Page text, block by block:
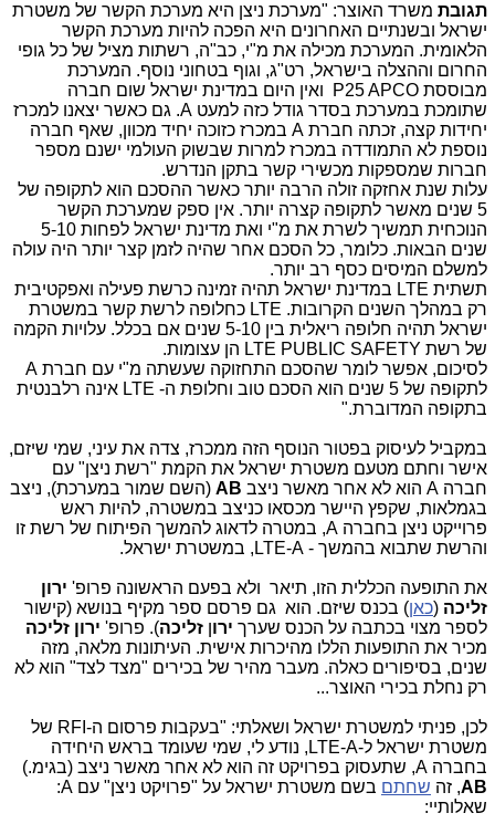
תגובת משרד האוצר: "מערכת ניצן היא מערכת הקשר של משטרת
ישראל ובשנתיים האחרונים היא הפכה להיות מערכת הקשר
הלאומית. המערכת מכילה את מ"י, כב"ה, רשתות מציל של כל גופי
החרום וההצלה בישראל, רט"ג, וגוף בטחוני נוסף. המערכת
מבוססת P25 APCO ואין היום במדינת ישראל שום חברה
שתומכת במערכת בסדר גודל כזה למעט A. גם כאשר יצאנו למכרז
יחידות קצה, זכתה חברת A במכרז כזוכה יחיד מכוון, שאף חברה
נוספת לא התמודדה במכרז למרות שבשוק העולמי ישנם מספר
חברות שמספקות מכשירי קשר בתקן הנדרש.
עלות שנת אחזקה זולה הרבה יותר כאשר ההסכם הוא לתקופה של
5 שנים מאשר לתקופה קצרה יותר. אין ספק שמערכת הקשר
הנוכחית תמשיך לשרת את מ"י ואת מדינת ישראל לפחות 5-10
שנים הבאות. כלומר, כל הסכם אחר שהיה לזמן קצר יותר היה עולה
למשלם המיסים כסף רב יותר.
תשתית LTE במדינת ישראל תהיה זמינה כרשת פעילה ואפקטיבית
רק במהלך השנים הקרובות. LTE כחלופה לרשת קשר במשטרת
ישראל תהיה חלופה ריאלית בין 5-10 שנים אם בכלל. עלויות הקמה
של רשת LTE PUBLIC SAFETY הן עצומות.
לסיכום, אפשר לומר שהסכם התחזוקה שעשתה מ"י עם חברת A
לתקופה של 5 שנים הוא הסכם טוב וחלופת ה- LTE אינה רלבנטית
בתקופה המדוברת."
במקביל לעיסוק בפטור הנוסף הזה ממכרז, צדה את עיני, שמי שיזם,
אישר וחתם מטעם משטרת ישראל את הקמת "רשת ניצן" עם
חברה A הוא לא אחר מאשר ניצב
AB (השם שמור במערכת), ניצב
בגמלאות, שקפץ היישר מכסאו כניצב במשטרה, להיות ראש
פרוייקט ניצן בחברה A, במטרה לדאוג להמשך הפיתוח של רשת זו
והרשת שתבוא בהמשך - LTE-A, במשטרת ישראל.
את התופעה הכללית הזו, תיאר ולא בפעם הראשונה פרופ' ירון
זליכה (כאן) בכנס שיזם. הוא גם פרסם ספר מקיף בנושא (קישור
לספר מצוי בכתבה על הכנס שערך ירון זליכה). פרופ' ירון זליכה
מכיר את התופעות הללו מהיכרות אישית. העיתונות מלאה, מזה
שנים, בסיפורים כאלה. מעבר מהיר של בכירים "מצד לצד" הוא לא
רק נחלת בכירי האוצר...
לכן, פניתי למשטרת ישראל ושאלתי: "בעקבות פרסום ה- RFI של
משטרת ישראל ל-LTE-A , נודע לי, שמי שעומד בראש היחידה
בחברה A, שתעסוק בפרויקט זה הוא לא אחר מאשר ניצב (בגימ.)
AB, זה שחתם בשם משטרת ישראל על "פרויקט ניצן" עם A:
שאלותיי: